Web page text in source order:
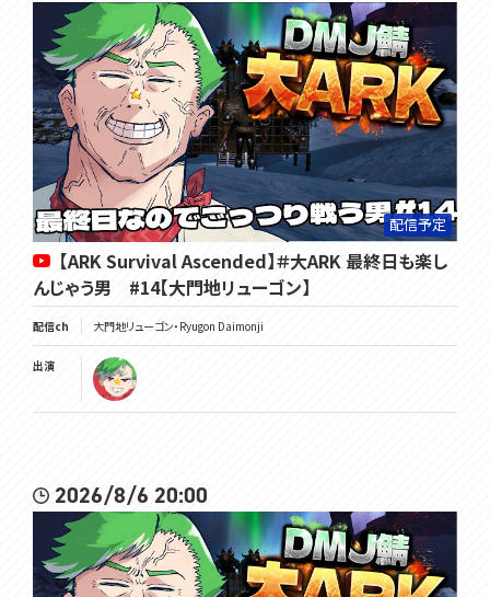
配信予定
【ARK Survival Ascended】＃大ARK 最終日も楽し
んじゃう男 #14【大門地リューゴン】
配信ch 大門地リューゴン・Ryugon Daimonji
出演
2026/8/6 20:00